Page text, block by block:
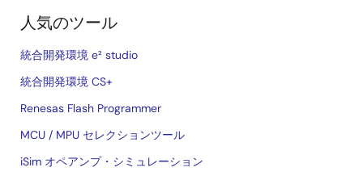
人気のツール
統合開発環境 e² studio
統合開発環境 CS+
Renesas Flash Programmer
MCU / MPU セレクションツール
iSim オペアンプ・シミュレーション